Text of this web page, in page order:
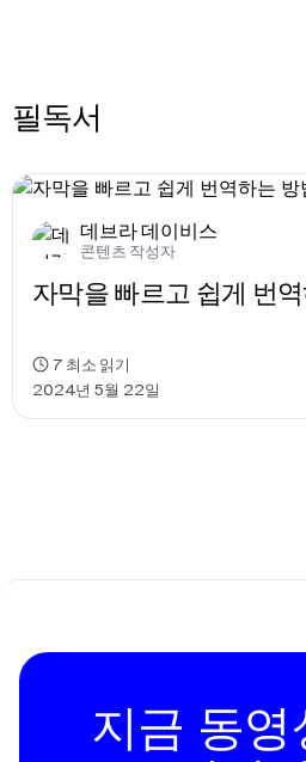
필독서
데브라 데이비스
콘텐츠 작성자
자막을 빠르고 쉽게 번
2024년 5월 22일
7 최소 읽기
지금 동영